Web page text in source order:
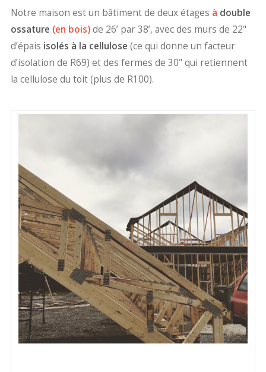
Notre maison est un bâtiment de deux étages à double
ossature (en bois)de 26’ par 38’, avec des murs de 22"
d’épais isolés à la cellulose (ce qui donne un facteur
d’isolation de R69) et des fermes de 30" qui retiennent
la cellulose du toit (plus de R100).